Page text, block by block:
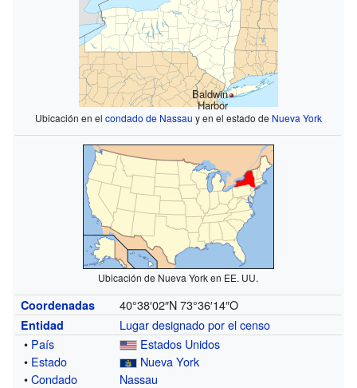
Baldwin
Harbor
Ubicación en el condado de Nassau y en el estado de Nueva York
Ubicación de Nueva York en EE. UU.
Coordenadas 40°38′02″N 73°36′14″O
Entidad
Lugar designado por el censo
• País
Estados Unidos
• Estado
Nueva York
•Condado Nassau